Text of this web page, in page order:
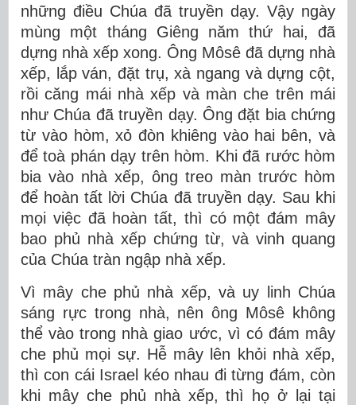
những điều Chúa đã truyền dạy. Vậy ngày
mùng một tháng Giêng năm thứ hai, đã
dựng nhà xếp xong. Ông Môsê đã dựng nhà
xếp, lắp ván, đặt trụ, xà ngang và dựng cột,
rồi căng mái nhà xếp và màn che trên mái
như Chúa đã truyền dạy. Ông đặt bia chứng
từ vào hòm, xỏ đòn khiêng vào hai bên, và
để toà phán dạy trên hòm. Khi đã rước hòm
bia vào nhà xếp, ông treo màn trước hòm
để hoàn tất lời Chúa đã truyền dạy. Sau khi
mọi việc đã hoàn tất, thì có một đám mây
bao phủ nhà xếp chứng từ, và vinh quang
của Chúa tràn ngập nhà xếp.
Vì mây che phủ nhà xếp, và uy linh Chúa
sáng rực trong nhà, nên ông Môsê không
thể vào trong nhà giao ước, vì có đám mây
che phủ mọi sự. Hễ mây lên khỏi nhà xếp,
thì con cái Israel kéo nhau đi từng đám, còn
khi mây che phủ nhà xếp, thì họ ở lại tại